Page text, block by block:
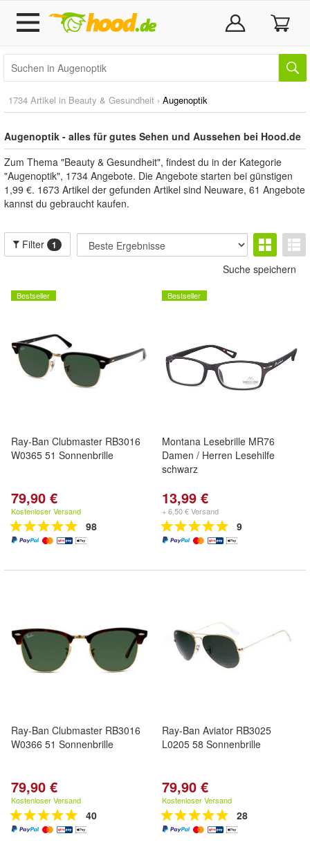
1734 Artikel in Beauty & Gesundheit › Augenoptik
Augenoptik - alles für gutes Sehen und Aussehen bei Hood.de
Zum Thema "Beauty & Gesundheit", findest du in der Kategorie
"Augenoptik", 1734 Angebote. Die Angebote starten bei günstigen
1,99 €. 1673 Artikel der gefunden Artikel sind Neuware, 61 Angebote
kannst du gebraucht kaufen.
Filter 1
Suche speichern
Bestseller
Ray-Ban Clubmaster RB3016
W0365 51 Sonnenbrille
79,90 €
Kostenloser Versand
98
Bestseller
Montana Lesebrille MR76
Damen / Herren Lesehilfe
schwarz
13,99 €
+ 6,50 € Versand
9
Ray-Ban Clubmaster RB3016
W0366 51 Sonnenbrille
79,90 €
Kostenloser Versand
40
Ray-Ban Aviator RB3025
L0205 58 Sonnenbrille
79,90 €
Kostenloser Versand
28